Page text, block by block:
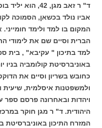
ד" ר זאב מגן,
אביו נולד בכשאן, הסמוכה
הברית וסיים שם את לימודי
למד בתיכון " עקיבא" , בית
כחובש בשריון וסיים את
ולמשפטנות איסלמית, שיעית
ויהדות ובאחרונה פרסם
היהודית. ד" ר מגן חוקר
המזרח התיכון באוניברסיטת